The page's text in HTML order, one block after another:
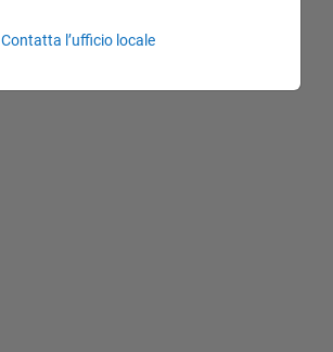
Contatta l’ufficio locale